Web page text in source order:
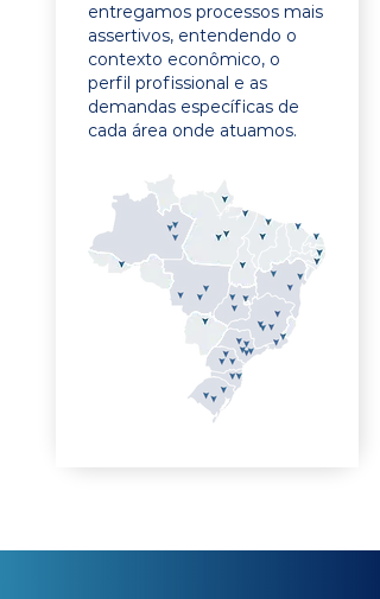
entregamos processos mais
assertivos, entendendo o
contexto econômico, o
perfil profissional e as
demandas específicas de
cada área onde atuamos.